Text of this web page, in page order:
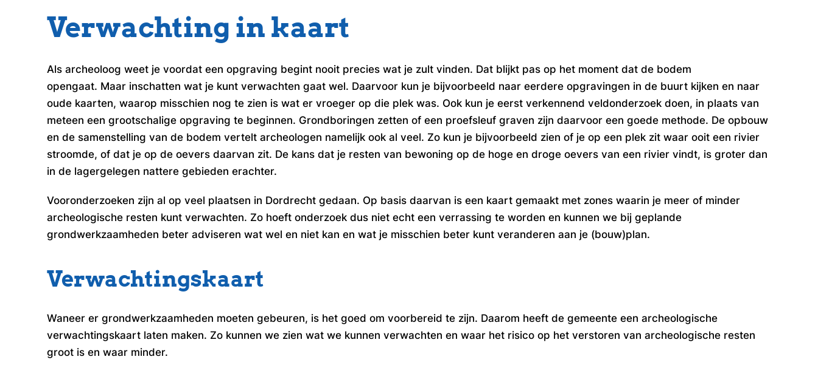
Verwachting in kaart
Als archeoloog weet je voordat een opgraving begint nooit precies wat je zult vinden. Dat blijkt pas op het moment dat de bodem
opengaat. Maar inschatten wat je kunt verwachten gaat wel. Daarvoor kun je bijvoorbeeld naar eerdere opgravingen in de buurt kijken en naar
oude kaarten, waarop misschien nog te zien is wat er vroeger op die plek was. Ook kun je eerst verkennend veldonderzoek doen, in plaats van
meteen een grootschalige opgraving te beginnen. Grondboringen zetten of een proefsleuf graven zijn daarvoor een goede methode. De opbouw
en de samenstelling van de bodem vertelt archeologen namelijk ook al veel. Zo kun je bijvoorbeeld zien of je op een plek zit waar ooit een rivier
stroomde, of dat je op de oevers daarvan zit. De kans dat je resten van bewoning op de hoge en droge oevers van een rivier vindt, is groter dan
in de lagergelegen nattere gebieden erachter.
Vooronderzoeken zijn al op veel plaatsen in Dordrecht gedaan. Op basis daarvan is een kaart gemaakt met zones waarin je meer of minder
archeologische resten kunt verwachten. Zo hoeft onderzoek dus niet echt een verrassing te worden en kunnen we bij geplande
grondwerkzaamheden beter adviseren wat wel en niet kan en wat je misschien beter kunt veranderen aan je (bouw)plan.
Verwachtingskaart
Waneer er grondwerkzaamheden moeten gebeuren, is het goed om voorbereid te zijn. Daarom heeft de gemeente een archeologische
verwachtingskaart laten maken. Zo kunnen we zien wat we kunnen verwachten en waar het risico op het verstoren van archeologische resten
groot is en waar minder.